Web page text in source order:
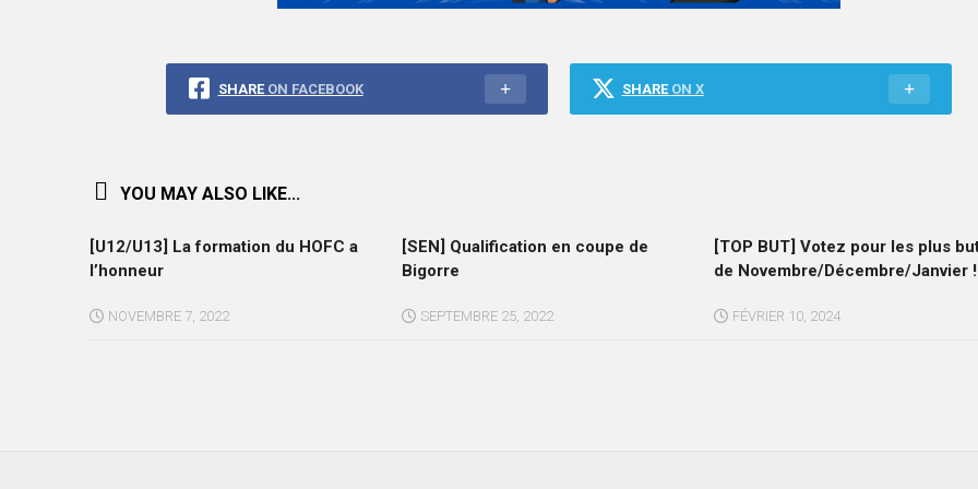
SHARE ON FACEBOOK SHARE ON X
YOU MAY ALSO LIKE...
[U12/U13] La formation du HOFC a
l’honneur
NOVEMBRE 7, 2022
[SEN] Qualification en coupe de
Bigorre
SEPTEMBRE 25, 2022
[TOP BUT] Votez pour les plus
de Novembre/Décembre/Janvier !
FÉVRIER 10, 2024